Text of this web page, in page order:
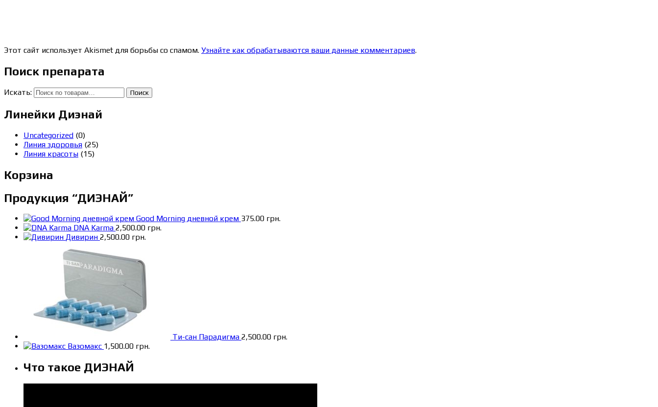
Этот сайт использует Akismet для борьбы со спамом. Узнайте как обрабатываются ваши данные комментариев.
Поиск препарата
Искать: Поиск
Линейки Диэнай
Uncategorized (0)
Линия здоровья (25)
Линия красоты (15)
Корзина
Продукция “ДИЭНАЙ”
Good Morning дневной крем 375.00 грн.
DNA Karma 2,500.00 грн.
Дивирин 2,500.00 грн.
Ти-сан Парадигма 2,500.00 грн.
Вазомакс 1,500.00 грн.
Что такое ДИЭНАЙ